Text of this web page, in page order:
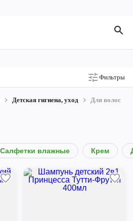
Фильтры
Детская гигиена, уход Для волос
Салфетки влажные Крем